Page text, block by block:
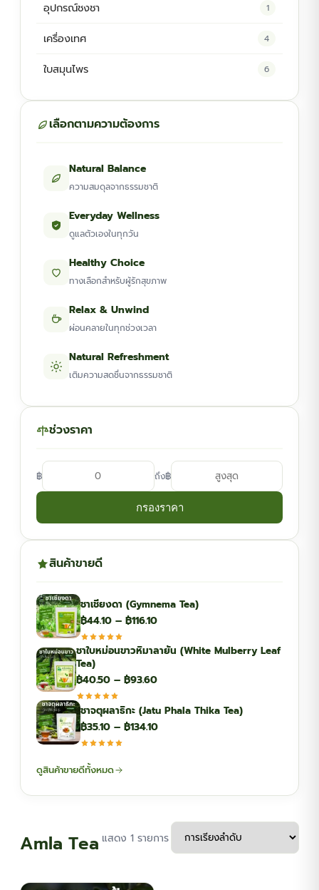
อุปกรณ์ชงชา 1
เครื่องเทศ 4
ใบสมุนไพร 6
เลือกตามความต้องการ
Natural Balance
ความสมดุลจากธรรมชาติ
Everyday Wellness
ดูแลตัวเองในทุกวัน
Healthy Choice
ทางเลือกสำหรับผู้รักสุขภาพ
Relax & Unwind
ผ่อนคลายในทุกช่วงเวลา
Natural Refreshment
เติมความสดชื่นจากธรรมชาติ
ช่วงราคา
฿ ถึง฿
กรองราคา
สินค้าขายดี
ชาเชียงดา (Gymnema Tea)
฿44.10 – ฿116.10Price
฿44.10
฿116.10
ชาใบหม่อนขาวหิมาลายัน (White Mulberry Leaf
Tea)
฿40.50 – ฿93.60Price
฿40.50
through
ชาจตุผลาธิกะ (Jatu Phala Thika Tea)
฿35.10 – ฿134.10Price
ดูสินค้าขายดีทั้งหมด
Amla Tea แสดง 1 รายการ